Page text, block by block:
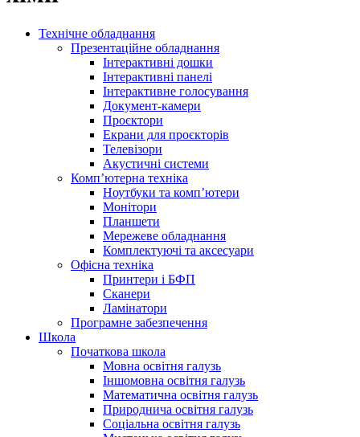
Технічне обладнання
Презентаційне обладнання
Інтерактивні дошки
Інтерактивні панелі
Інтерактивне голосування
Документ-камери
Проєктори
Екрани для проєкторів
Телевізори
Акустичні системи
Комп’ютерна техніка
Ноутбуки та комп’ютери
Монітори
Планшети
Мережеве обладнання
Комплектуючі та аксесуари
Офісна техніка
Принтери і БФП
Сканери
Ламінатори
Програмне забезпечення
Школа
Початкова школа
Мовна освітня галузь
Іншомовна освітня галузь
Математична освітня галузь
Природнича освітня галузь
Соціальна освітня галузь